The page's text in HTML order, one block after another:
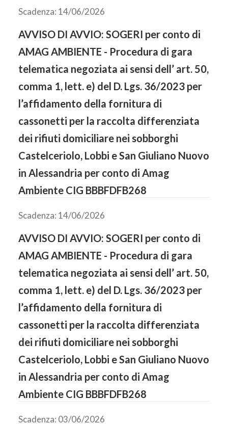
Scadenza: 14/06/2026
AVVISO DI AVVIO: SOGERI per conto di
AMAG AMBIENTE - Procedura di gara
telematica negoziata ai sensi dell’ art. 50,
comma 1, lett. e) del D. Lgs. 36/2023 per
l’affidamento della fornitura di
cassonetti per la raccolta differenziata
dei rifiuti domiciliare nei sobborghi
Castelceriolo, Lobbi e San Giuliano Nuovo
in Alessandria per conto di Amag
Ambiente CIG BBBFDFB268
Scadenza: 14/06/2026
AVVISO DI AVVIO: SOGERI per conto di
AMAG AMBIENTE - Procedura di gara
telematica negoziata ai sensi dell’ art. 50,
comma 1, lett. e) del D. Lgs. 36/2023 per
l’affidamento della fornitura di
cassonetti per la raccolta differenziata
dei rifiuti domiciliare nei sobborghi
Castelceriolo, Lobbi e San Giuliano Nuovo
in Alessandria per conto di Amag
Ambiente CIG BBBFDFB268
Scadenza: 03/06/2026